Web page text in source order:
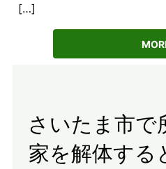
[…]
さいたま市で
家を解体する